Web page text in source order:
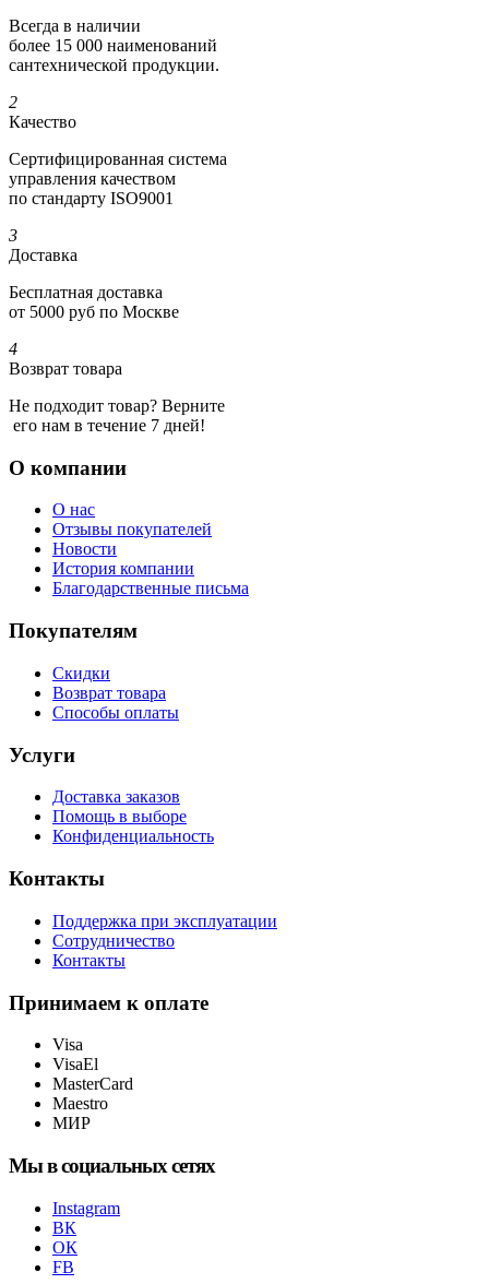
Всегда в наличии
более 15 000 наименований
сантехнической продукции.
2
Качество
Сертифициро­ванная система
управления качеством
по стандарту ISO9001
3
Доставка
Бесплатная доставка
от 5000 руб по Москве
4
Возврат товара
Не подходит товар? Верните
его нам в течение 7 дней!
О компании
О нас
Отзывы покупателей
Новости
История компании
Благодарственные письма
Покупателям
Скидки
Возврат товара
Способы оплаты
Услуги
Доставка заказов
Помощь в выборе
Конфиденциальность
Контакты
Поддержка при эксплуатации
Сотрудничество
Контакты
Принимаем к оплате
Visa
VisaEl
MasterCard
Maestro
МИР
Мы в социальных сетях
Instagram
ВК
ОК
FB